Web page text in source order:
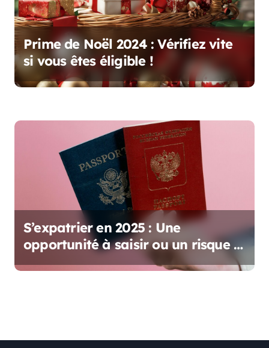
l
ePrime de Noël 2024 : Vérifiez vite
si vous êtes éligible !
S’expatrier en 2025 : Une
opportunité à saisir ou un risque à
prendre ?